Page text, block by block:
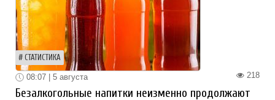
СТАТИСТИКА
218
08:07 | 5 августа
Безалкогольные напитки неизменно продолжают